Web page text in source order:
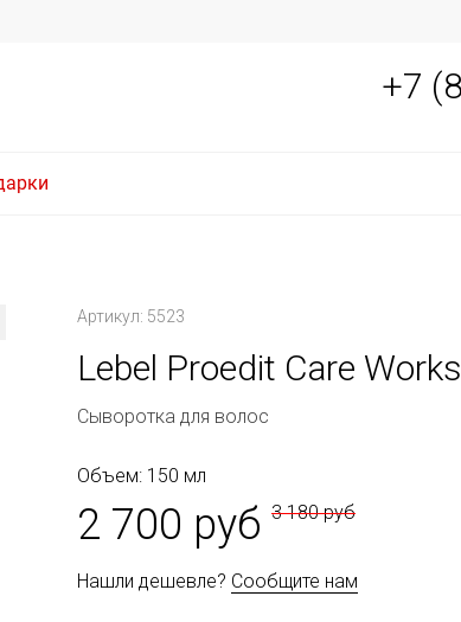
+7
Артикул: 5523
Lebel Proedit Care
Сыворотка для волос
Объем: 150 мл
2 700 руб 3 180 руб
Нашли дешевле? Сообщите нам